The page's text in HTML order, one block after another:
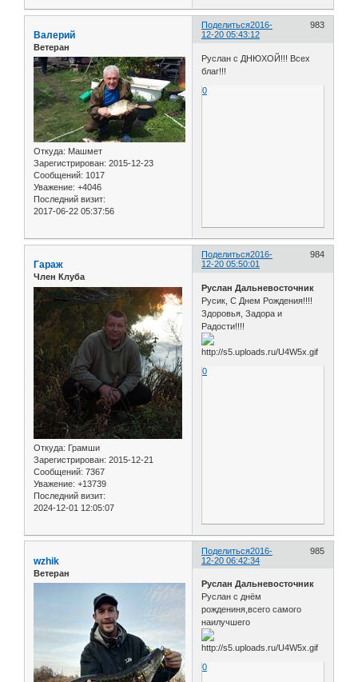
Поделиться 983
2016-
12-20 05:43:12
Валерий
Ветеран
Откуда: Машмет
Зарегистрирован: 2015-12-23
Сообщений: 1017
Уважение: +4046
Последний визит:
2017-06-22 05:37:56
Руслан с ДНЮХОЙ!!! Всех
благ!!!
0
Поделиться 984
2016-
12-20 05:50:01
Гараж
Член Клуба
Откуда: Грамши
Зарегистрирован: 2015-12-21
Сообщений: 7367
Уважение: +13739
Последний визит:
2024-12-01 12:05:07
Руслан Дальневосточник
Русик, С Днем Рождения!!!!
Здоровья, Задора и
Радости!!!!
0
Поделиться 985
2016-
12-20 06:42:34
wzhik
Ветеран
Руслан Дальневосточник
Руслан с днём
рождениня,всего самого
наилучшего
0